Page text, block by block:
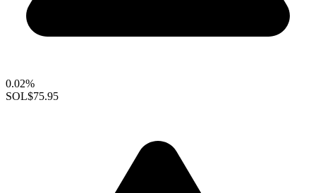
0.02%
SOL$75.95